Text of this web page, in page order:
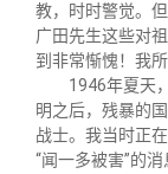
教，时时警觉。
广田先生这些对
到非常惭愧！我
1946年夏天
明之后，残暴的
战士。我当时正
“闻一多被害”的